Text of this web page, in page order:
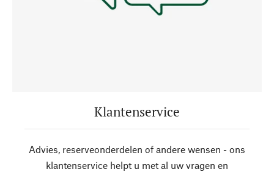
Klantenservice
Advies, reserveonderdelen of andere wensen - ons
klantenservice helpt u met al uw vragen en